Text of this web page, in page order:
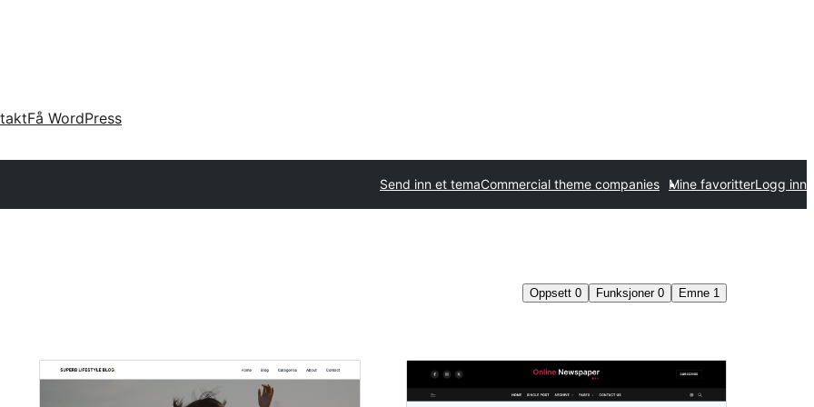
Få WordPress
Send inn et temaCommercial theme companies Mine favoritterLogg inn
Oppsett 0 Funksjoner 0 Emne 1